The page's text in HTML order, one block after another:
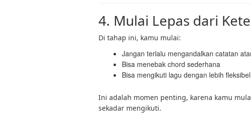
4. Mulai Lepas dari
Di tahap ini, kamu mulai:
Jangan terlalu mengandalkan catatan
Bisa menebak chord sederhana
Bisa mengikuti lagu dengan lebih fleksibel
Ini adalah momen penting, karena kamu
sekadar mengikuti.